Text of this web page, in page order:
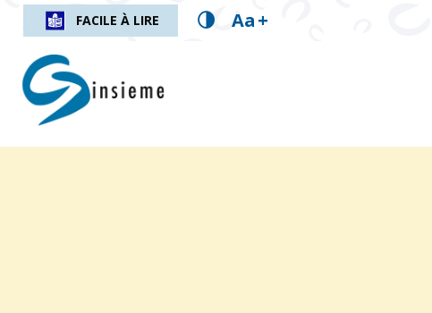
FACILE À LIRE Aa+
insieme.ch